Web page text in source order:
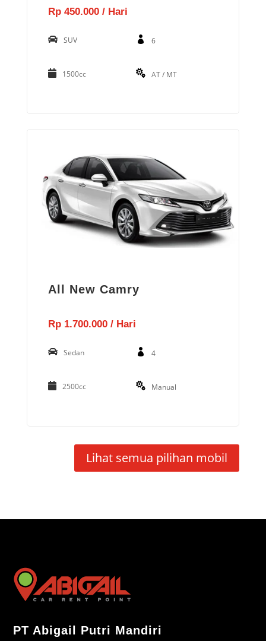
Rp 450.000 / Hari
SUV 6
1500cc AT / MT
All New Camry
Rp 1.700.000 / Hari
Sedan 4
2500cc Manual
Lihat semua pilihan mobil
PT Abigail Putri Mandiri